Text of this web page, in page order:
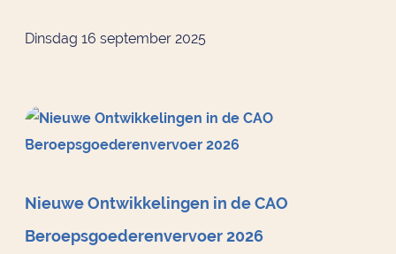
Dinsdag 16 september 2025
Nieuwe Ontwikkelingen in de CAO
Beroepsgoederenvervoer 2026